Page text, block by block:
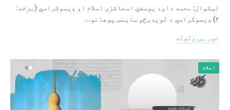
لیکوال: محمد داود یوسفي اسحاقزی اسلام او ډیموکراسي (برخه:
۴) ډیموکراسي د لوېدیځو ساینس پوهانو…
نور یی ولوله
اسلام